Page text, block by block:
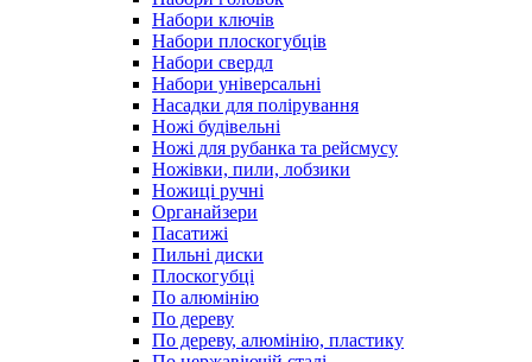
Набори ключів
Набори плоскогубців
Набори свердл
Набори універсальні
Насадки для полірування
Ножі будівельні
Ножі для рубанка та рейсмусу
Ножівки, пили, лобзики
Ножиці ручні
Органайзери
Пасатижі
Пильні диски
Плоскогубці
По алюмінію
По дереву
По дереву, алюмінію, пластику